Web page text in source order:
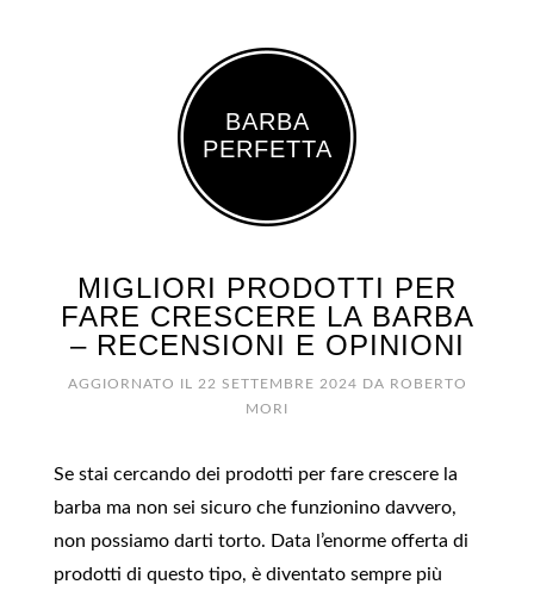
BARBA
PERFETTA
MIGLIORI PRODOTTI PER
FARE CRESCERE LA BARBA
– RECENSIONI E OPINIONI
AGGIORNATO IL 22 SETTEMBRE 2024 DA ROBERTO
MORI
Se stai cercando dei prodotti per fare crescere la
barba ma non sei sicuro che funzionino davvero,
non possiamo darti torto. Data l’enorme offerta di
prodotti di questo tipo, è diventato sempre più